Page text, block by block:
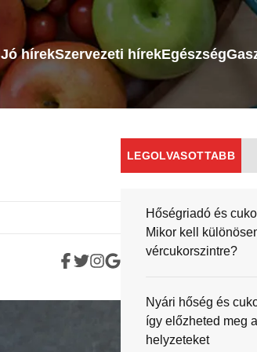
Jó hírekSzervezeti hírekEgészség
LEGOLVASOTTABB
Hőségriadó és
Mikor kell
vércukorszintre?
Nyári hőség és
így előzheted meg
helyzeteket